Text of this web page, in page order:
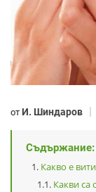
от И. Шиндаров
Съдържание:
Какво е
Какви са